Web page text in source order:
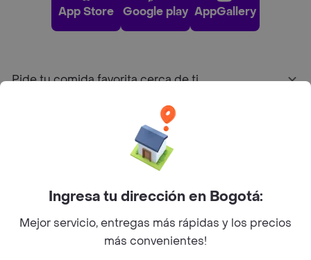
App Store Google play AppGallery
Pide tu comida favorita cerca de ti
Sobre Rappi
Facebook
Twitter
Instagram
Ingresa tu dirección en Bogotá:
Mejor servicio, entregas más rápidas y los precios
más convenientes!